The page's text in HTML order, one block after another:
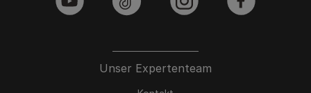
Unser Expertenteam
youtube tiktok instagram facebook